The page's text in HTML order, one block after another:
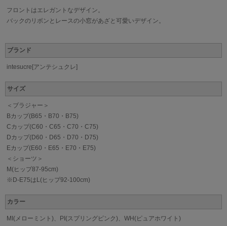
フロントはエレガントなデザイン。
バックのリボンとレースの小窓があざと可愛いデザイン。
ブランド
intesucre[アンテシュクレ]
サイズ
＜ブラジャー＞
Bカップ(B65・B70・B75)
Cカップ(C60・C65・C70・C75)
Dカップ(D60・D65・D70・D75)
Eカップ(E60・E65・E70・E75)
＜ショーツ＞
M(ヒップ87-95cm)
※D-E75はL(ヒップ92-100cm)
カラー
MI(メローミント)、PI(スプリングピンク)、WH(ピュアホワイト)